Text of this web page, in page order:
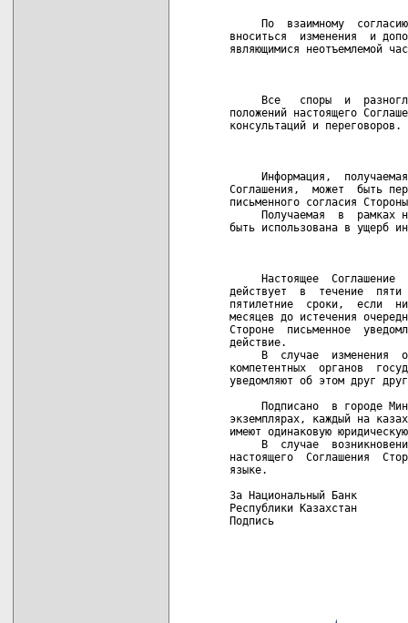
По  взаимному
вноситься  изменения  и
являющимися неотъемлемой
Все   споры  и
положений настоящего
консультаций и переговоров.
Информация,
Соглашения,  может  быть
письменного согласия
Получаемая  в  рамках
быть использована в ущерб
Настоящее  Соглашение
действует  в  течение  пяти
пятилетние  сроки,  если
месяцев до истечения
Стороне  письменное
действие.
В  случае  изменения
компетентных  органов
уведомляют об этом друг
Подписано  в городе
экземплярах, каждый на
имеют одинаковую
В  случае
настоящего  Соглашения
языке.
За Национальный Банк
Республики Казахстан
Подпись